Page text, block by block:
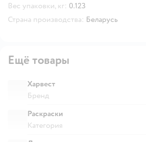
Вес упаковки, кг: 0.123
Страна производства: Беларусь
Ещё товары
Харвест
Бренд
Раскраски
Категория